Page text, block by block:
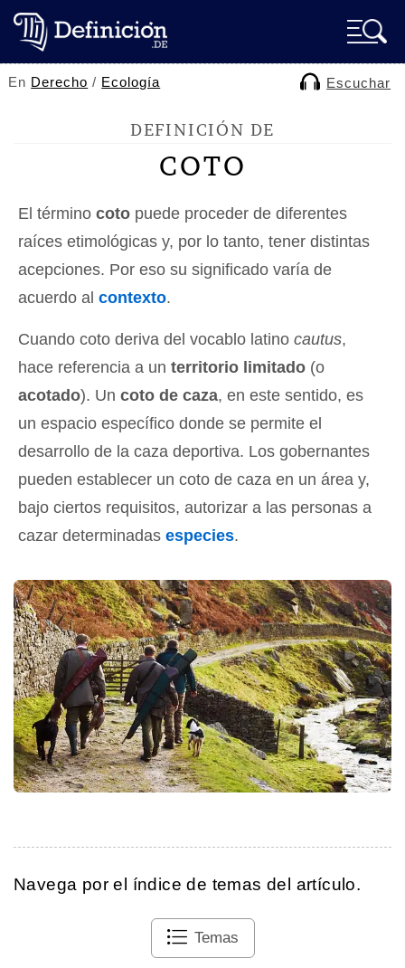
En Derecho / Ecología Escuchar
DEFINICIÓN DE
COTO
El término coto puede proceder de diferentes
raíces etimológicas y, por lo tanto, tener distintas
acepciones. Por eso su significado varía de
acuerdo al contexto.
Cuando coto deriva del vocablo latino cautus,
hace referencia a un territorio limitado (o
acotado). Un coto de caza, en este sentido, es
un espacio específico donde se permite el
desarrollo de la caza deportiva. Los gobernantes
pueden establecer un coto de caza en un área y,
bajo ciertos requisitos, autorizar a las personas a
cazar determinadas especies.
Navega por el índice de temas del artículo.
Temas